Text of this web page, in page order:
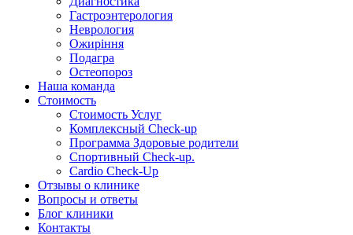
Гастроэнтерология
Неврология
Ожиріння
Подагра
Остеопороз
Наша команда
Стоимость
Стоимость Услуг
Комплексный Check-up
Программа Здоровые родители
Спортивный Check-up.
Cardio Check-Up
Отзывы о клинике
Вопросы и ответы
Блог клиники
Контакты